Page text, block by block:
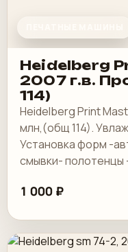
Heidelberg
2007 г.в.
114)
Heidelberg Print
млн,(общ 114).
Установка форм -
смывки- полотенцы
выносной пульт
1 000 ₽